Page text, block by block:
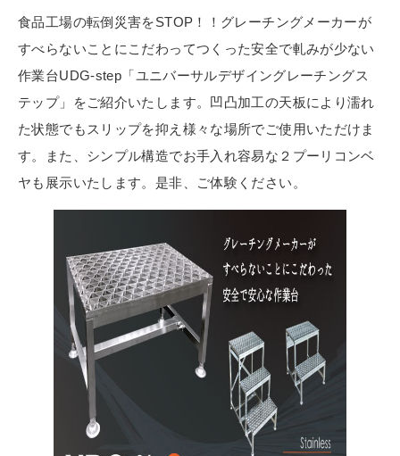
食品工場の転倒災害をSTOP！！グレーチングメーカーが
すべらないことにこだわってつくった安全で軋みが少ない
作業台UDG-step「ユニバーサルデザイングレーチングス
テップ」をご紹介いたします。凹凸加工の天板により濡れ
た状態でもスリップを抑え様々な場所でご使用いただけま
す。また、シンプル構造でお手入れ容易な２プーリコンベ
ヤも展示いたします。是非、ご体験ください。